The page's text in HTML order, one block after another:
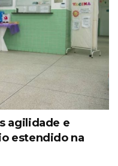
agilidade e
estendido na